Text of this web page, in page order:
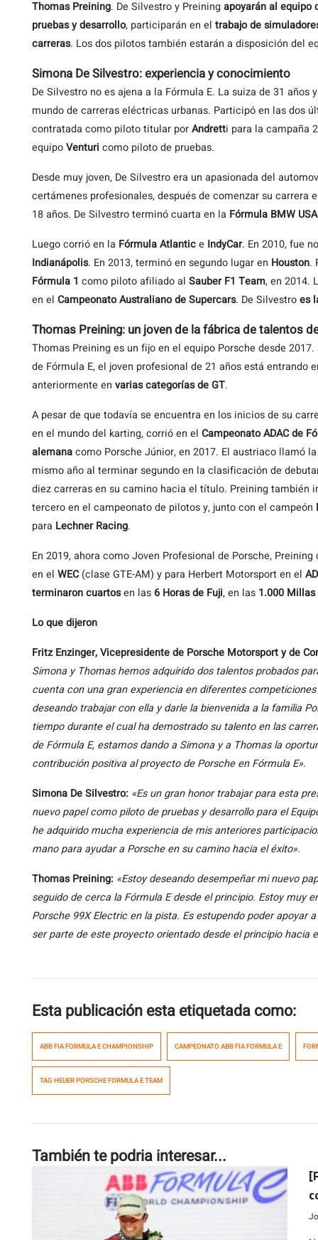
Thomas Preining. De Silvestro y Preiningapoyarán al equipo
pruebas y desarrollo, participarán en el trabajo de
carreras. Los dos pilotos también estarán a disposición del
Simona De Silvestro: experiencia y conocimiento
De Silvestro no es ajena a la Fórmula E. La suiza de 31
mundo de carreras eléctricas urbanas. Participó en las dos
contratada como piloto titular porAndretti para la campaña
equipoVenturi como piloto de pruebas.
Desde muy joven, De Silvestro era un apasionada del
certámenes profesionales, después de comenzar su carrera
18 años. De Silvestro terminó cuarta en la Fórmula BMW USA
Luego corrió en la Fórmula Atlantice IndyCar. En 2010, fue
Indianápolis. En 2013, terminó en segundo lugar en Houston.
Fórmula 1 como piloto afiliado al Sauber F1 Team, en 2014.
en el Campeonato Australiano de Supercars. De Silvestroes
Thomas Preining: un joven de la fábrica de talentos
Thomas Preining es un fijo en el equipo Porsche desde
de Fórmula E, el joven profesional de 21 años está entrando
anteriormente en varias categorías de GT.
A pesar de que todavía se encuentra en los inicios de su
en el mundo del karting, corrió en el Campeonato ADAC de
alemanacomo Porsche Júnior, en 2017. El austriaco llamó
mismo año al terminar segundo en la clasificación de
diez carreras en su camino hacia el título. Preining también
tercero en el campeonato de pilotos y, junto con el campeón
para Lechner Racing.
En 2019, ahora como Joven Profesional de Porsche,
en el WEC(clase GTE-AM) y para Herbert Motorsport en el
terminaron cuartosen las 6 Horas de Fuji, en las 1.000
Lo que dijeron
Fritz Enzinger, Vicepresidente de Porsche Motorsport y de
Simona y Thomas hemos adquirido dos talentos probados
cuenta con una gran experiencia en diferentes
deseando trabajar con ella y darle la bienvenida a la familia
tiempo durante el cual ha demostrado su talento en las
de Fórmula E, estamos dando a Simona y a Thomas la
contribución positiva al proyecto de Porsche en Fórmula E».
Simona De Silvestro: «Es un gran honor trabajar para esta
nuevo papel como piloto de pruebas y desarrollo para el
he adquirido mucha experiencia de mis anteriores
mano para ayudar a Porsche en su camino hacia el éxito».
Thomas Preining: «Estoy deseando desempeñar mi nuevo
seguido de cerca la Fórmula E desde el principio. Estoy muy
Porsche 99X Electric en la pista. Es estupendo poder apoyar
ser parte de este proyecto orientado desde el principio hacia
Esta publicación esta etiquetada como:
ABB FIA FORMULA E CHAMPIONSHIP CAMPEONATO ABB FIA FORMULA E
TAG HEUER PORSCHE FORMULA E TEAM
También te podria interesar...